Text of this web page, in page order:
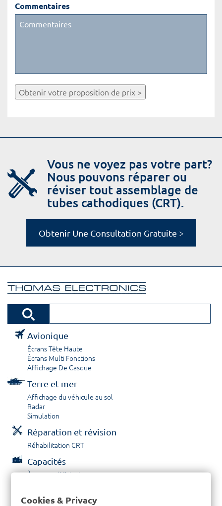
Commentaires
Obtenir votre proposition de prix >
Vous ne voyez pas votre part?
Nous pouvons réparer ou
réviser tout assemblage de
tubes cathodiques (CRT).
Obtenir Une Consultation Gratuite >
Avionique
Écrans Tête Haute
Écrans Multi Fonctions
Affichage De Casque
Terre et mer
Affichage du véhicule au sol
Radar
Simulation
Réparation et révision
Réhabilitation CRT
Capacités
À propos / Historique
Cookies & Privacy